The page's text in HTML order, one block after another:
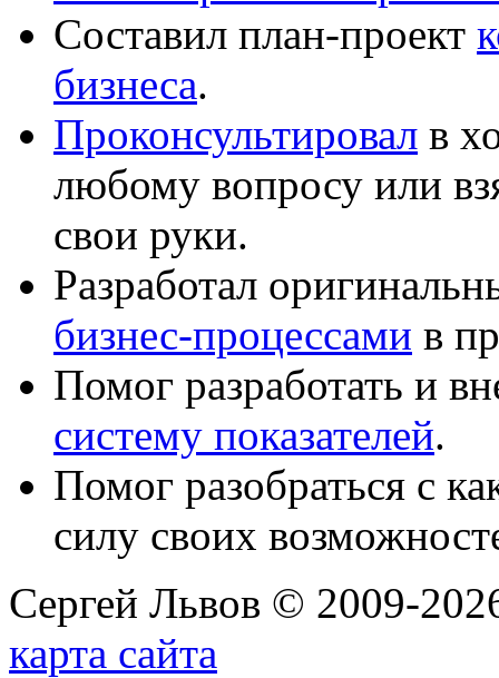
Составил план-проект
бизнеса.
Проконсультировал в
любому вопросу или
свои руки.
Разработал
бизнес-процессами в
Помог разработать и
систему показателей.
Помог разобраться с
силу своих
Сергей Львов © 2009-
карта сайта